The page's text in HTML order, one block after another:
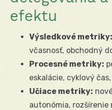
efektu
Výsledkové metriky:
včasnosť, obchodný
Procesné metriky:
eskalácie, cyklový
Učiace metriky:
autonómia, rozšírenie